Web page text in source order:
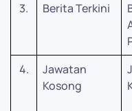
3. Berita Terkini
4.
Jawatan
Kosong